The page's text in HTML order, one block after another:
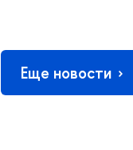
Еще новости